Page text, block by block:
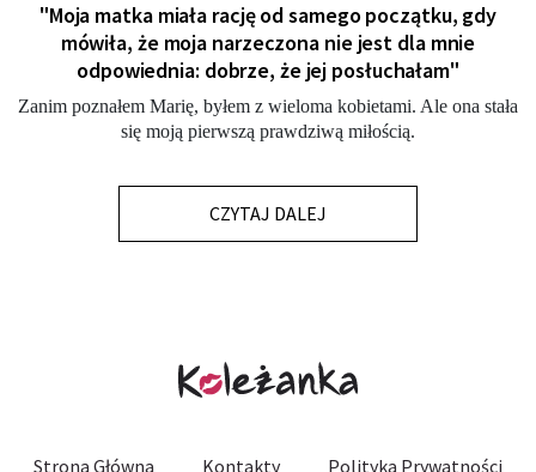
"Moja matka miała rację od samego początku, gdy
mówiła, że moja narzeczona nie jest dla mnie
odpowiednia: dobrze, że jej posłuchałam"
Zanim poznałem Marię, byłem z wieloma kobietami. Ale ona stała
się moją pierwszą prawdziwą miłością.
CZYTAJ DALEJ
Strona Główna Kontakty Polityka Prywatności